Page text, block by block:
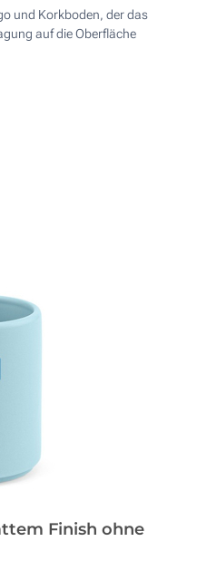
und Korkboden, der das
auf die Oberfläche
Finish ohne